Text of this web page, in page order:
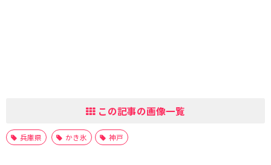
この記事の画像一覧
兵庫県 かき氷 神戸